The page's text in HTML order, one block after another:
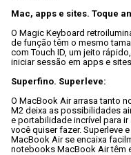
Mac, apps e sites. Toque
O Magic Keyboard
de função têm o mesmo
com Touch ID, um jeito
iniciar sessão em apps e
Superfino. Superleve:
O MacBook Air arrasa tanto
M2 deixa as possibilidades
e portabilidade incrível para
você quiser fazer. Superleve
MacBook Air se encaixa
notebooks MacBook Air têm